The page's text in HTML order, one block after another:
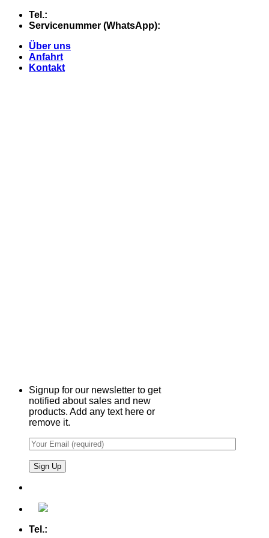
Skip
Tel.:
Servicenummer (WhatsApp):
Über uns
Anfahrt
Kontakt
Signup for our newsletter to get
notified about sales and new
products. Add any text here or
remove it.
Tel.: